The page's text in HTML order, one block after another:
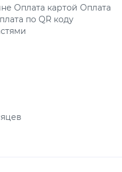
Оплата картой Оплата
по QR коду